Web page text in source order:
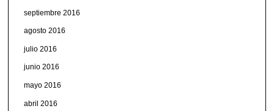
septiembre 2016
agosto 2016
julio 2016
junio 2016
mayo 2016
abril 2016